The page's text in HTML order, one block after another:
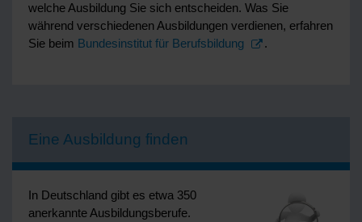
welche Ausbildung Sie sich entscheiden. Was Sie
während verschiedenen Ausbildungen verdienen, erfahren
Sie beim Bundesinstitut für Berufsbildung .
Eine Ausbildung finden
In Deutschland gibt es etwa 350
anerkannte Ausbildungsberufe.